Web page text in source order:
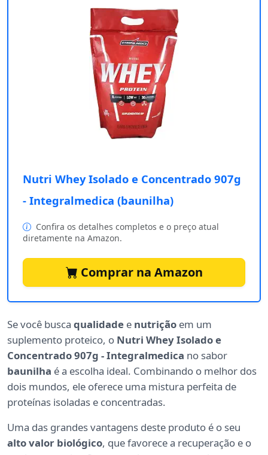
Nutri Whey Isolado e Concentrado 907g
- Integralmedica (baunilha)
Confira os detalhes completos e o preço atual
diretamente na Amazon.
Comprar na Amazon
Se você busca qualidade e nutrição em um
suplemento proteico, o Nutri Whey Isolado e
Concentrado 907g - Integralmedica no sabor
baunilha é a escolha ideal. Combinando o melhor dos
dois mundos, ele oferece uma mistura perfeita de
proteínas isoladas e concentradas.
Uma das grandes vantagens deste produto é o seu
alto valor biológico, que favorece a recuperação e o